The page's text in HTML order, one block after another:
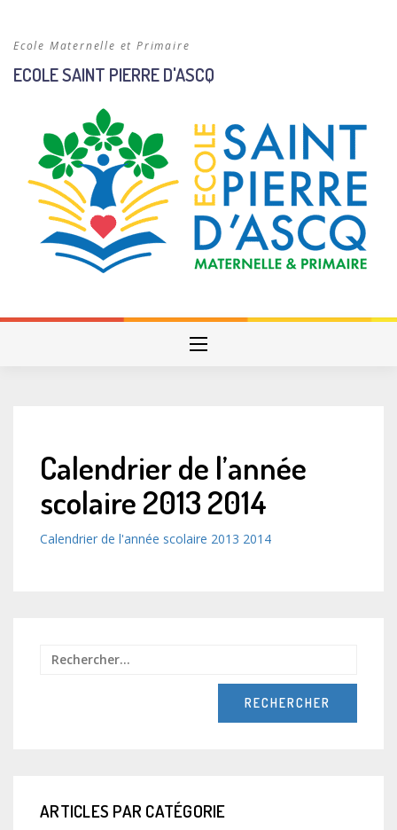
Ecole Maternelle et Primaire
ECOLE SAINT PIERRE D'ASCQ
Calendrier de l’année
scolaire 2013 2014
Calendrier de l'année scolaire 2013 2014
ARTICLES PAR CATÉGORIE